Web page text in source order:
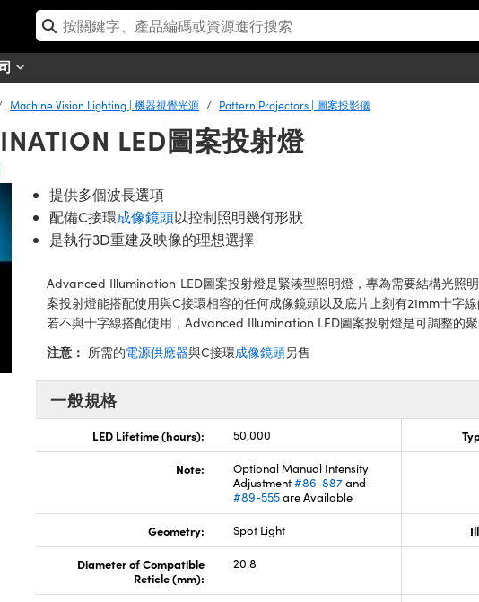
Machine Vision Lighting | 機器視覺光源 Pattern Projectors | 圖案投影儀
LED圖案投射燈
提供多個波長選項
配備C接環成像鏡頭以控制照明幾何形狀
是執行3D重建及映像的理想選擇
Advanced Illumination LED圖案投射燈是緊湊型照明燈，專為需要結構光照
案投射燈能搭配使用與C接環相容的任何成像鏡頭以及底片上刻有21mm十字
若不與十字線搭配使用，Advanced Illumination LED圖案投射燈是可調整的聚
注意： 所需的電源供應器與C接環成像鏡頭另售
一般規格
LED Lifetime (hours): 50,000
Note:
Optional Manual Intensity
Adjustment#86-887and
#89-555are Available
Geometry: Spot Light
Diameter of Compatible
Reticle (mm):
20.8